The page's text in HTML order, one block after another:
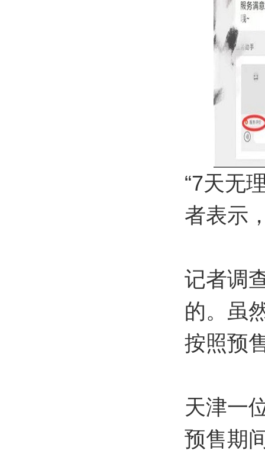
“7天无
者表示
记者调
的。虽
按照预
天津一
预售期